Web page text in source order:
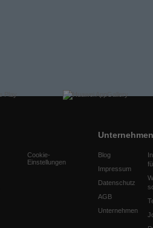
Cookie-
Einstellungen
Unternehmen
Blog
Impressum
Datenschutz
AGB
Unternehmen